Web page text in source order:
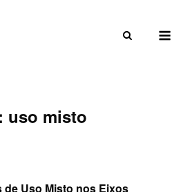
uso misto
de Uso Misto nos Eixos